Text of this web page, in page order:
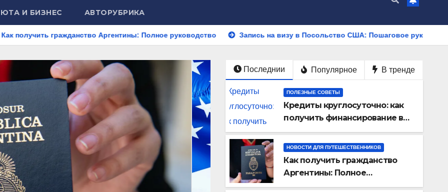
И БИЗНЕС АВТОРУБРИКА
гражданство Аргентины: Полное руководство Запись на визу в Посольство США: Пошаговое руководство
Последнии Популярное В тренде
ПОЛЕЗНЫЕ СОВЕТЫ
Кредиты круглосуточно: как
получить финансирование в
любое время
НОВОСТИ ДЛЯ ПУТЕШЕСТВЕННИКОВ
Как получить гражданство
Аргентины: Полное
руководство